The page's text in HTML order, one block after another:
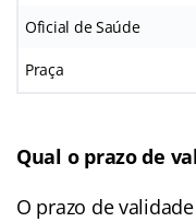
Oficial de Saúde
Praça
Qual o prazo de
O prazo de